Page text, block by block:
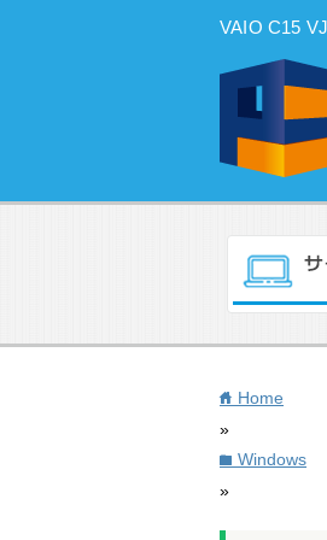
VAIO C15
home Home
»
folder Windows
»